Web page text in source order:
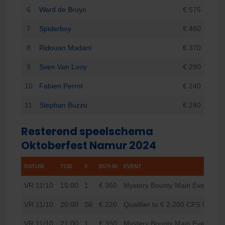
6 Ward de Bruyn € 575
7 Spiderboy € 460
8 Ridouan Madani € 370
9 Sven Van Looy € 290
10 Fabien Perrot € 240
11 Stephan Buzzo € 240
Resterend speelschema
Oktoberfest Namur 2024
DATUM TIJD # BUY-IN EVENT
VR 11/10 15:00 1 € 350 Mystery Bounty Main Event –
VR 11/10 20:00 S6 € 220 Qualifier to € 2,200 CPS Main